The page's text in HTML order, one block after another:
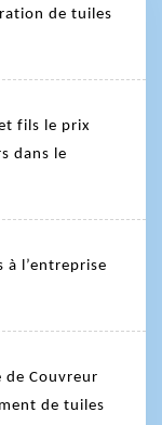
de tuiles
fils le prix
dans le
à l’entreprise
de Couvreur
de tuiles